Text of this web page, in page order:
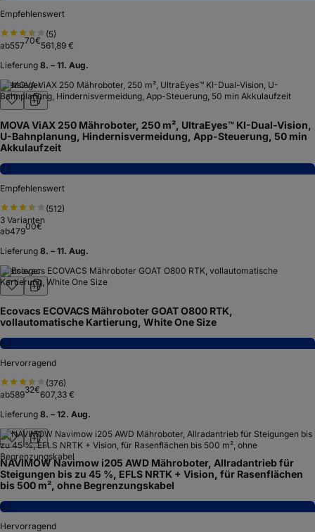
Empfehlenswert
(5)
ab55770€561,89 €
Lieferung 8. – 11. Aug.
Testsieger
MOVA ViAX 250 Mähroboter, 250 m², UltraEyes™ KI-Dual-Vision,
U-Bahnplanung, Hindernisvermeidung, App-Steuerung, 50 min
Akkulaufzeit
7,7
Empfehlenswert
(512)
3 Varianten
ab47900€
Lieferung 8. – 11. Aug.
Testsieger
Ecovacs ECOVACS Mähroboter GOAT O800 RTK,
vollautomatische Kartierung, White One Size
8,2
Hervorragend
(376)
ab58932€607,33 €
Lieferung 8. – 12. Aug.
NAVIMOW Navimow i205 AWD Mähroboter, Allradantrieb für
Steigungen bis zu 45 %, EFLS NRTK + Vision, für Rasenflächen
bis 500 m², ohne Begrenzungskabel
8,3
Hervorragend